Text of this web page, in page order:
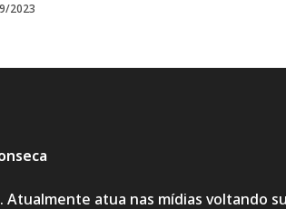
2023
atua nas mídias voltando